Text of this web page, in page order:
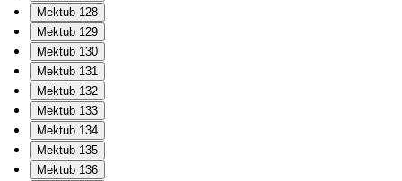
Mektub 128
Mektub 129
Mektub 130
Mektub 131
Mektub 132
Mektub 133
Mektub 134
Mektub 135
Mektub 136